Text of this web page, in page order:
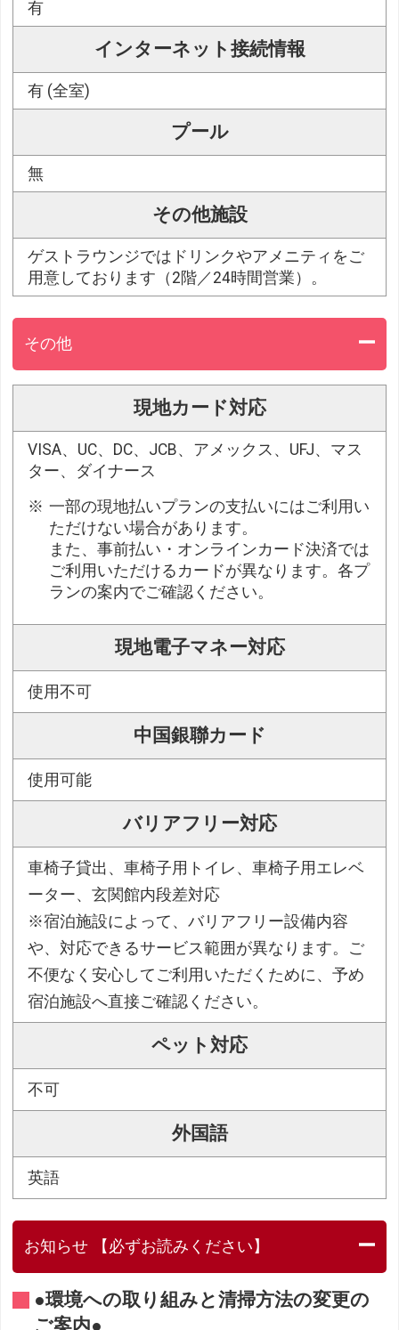
有
インターネット接続情報
有 (全室)
プール
無
その他施設
ゲストラウンジではドリンクやアメニティをご
用意しております（2階／24時間営業）。
その他
現地カード対応
VISA、UC、DC、JCB、アメックス、UFJ、マス
ター、ダイナース
一部の現地払いプランの支払いにはご利用い
ただけない場合があります。
また、事前払い・オンラインカード決済では
ご利用いただけるカードが異なります。各プ
ランの案内でご確認ください。
現地電子マネー対応
使用不可
中国銀聯カード
使用可能
バリアフリー対応
車椅子貸出、車椅子用トイレ、車椅子用エレベ
ーター、玄関館内段差対応
※宿泊施設によって、バリアフリー設備内容
や、対応できるサービス範囲が異なります。ご
不便なく安心してご利用いただくために、予め
宿泊施設へ直接ご確認ください。
ペット対応
不可
外国語
英語
お知らせ 【必ずお読みください】
●環境への取り組みと清掃方法の変更の
ご案内●